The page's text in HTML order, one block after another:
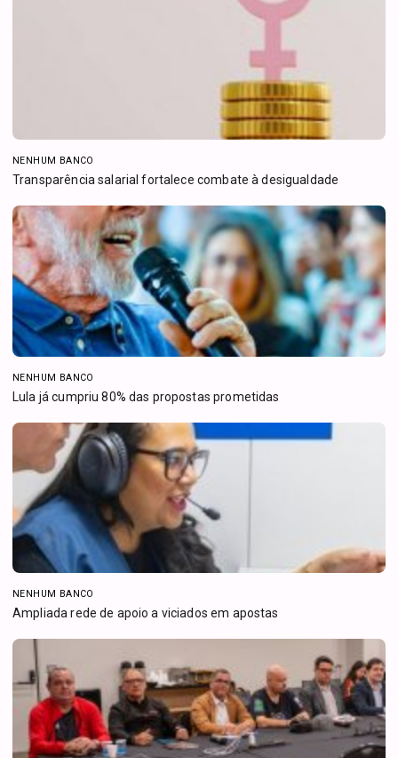
NENHUM BANCO
Transparência salarial fortalece combate à desigualdade
NENHUM BANCO
Lula já cumpriu 80% das propostas prometidas
NENHUM BANCO
Ampliada rede de apoio a viciados em apostas